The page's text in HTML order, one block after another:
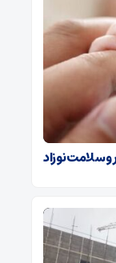
سلامت نوزاد